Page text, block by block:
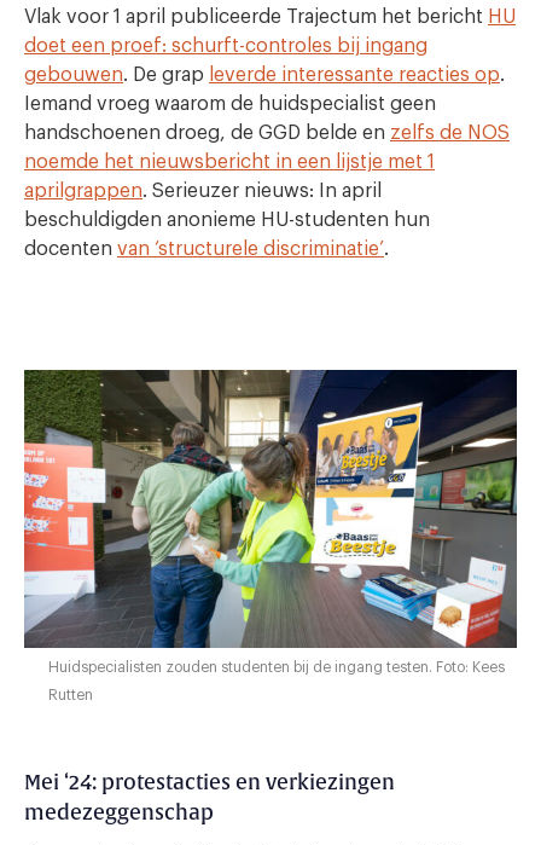
Vlak voor 1 april publiceerde Trajectum het bericht HU
doet een proef: schurft-controles bij ingang
gebouwen. De grap leverde interessante reacties op.
Iemand vroeg waarom de huidspecialist geen
handschoenen droeg, de GGD belde en zelfs de NOS
noemde het nieuwsbericht in een lijstje met 1
aprilgrappen. Serieuzer nieuws: In april
beschuldigden anonieme HU-studenten hun
docenten van ‘structurele discriminatie’.
Huidspecialisten zouden studenten bij de ingang testen. Foto: Kees
Rutten
Mei ‘24: protestacties en verkiezingen
medezeggenschap